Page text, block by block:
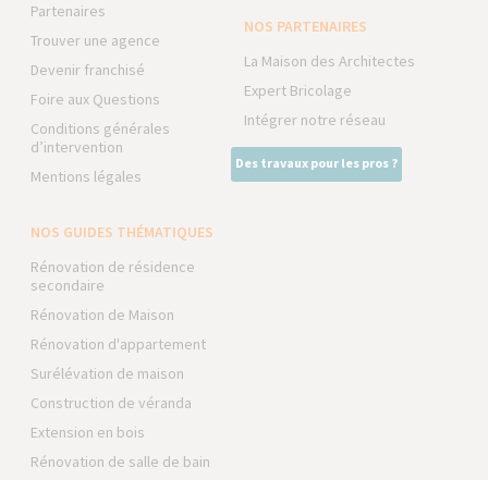
Partenaires
Trouver une agence
Devenir franchisé
Foire aux Questions
Conditions générales
d’intervention
Mentions légales
NOS PARTENAIRES
La Maison des Architectes
Expert Bricolage
Intégrer notre réseau
Des travaux pour les pros ?
NOS GUIDES THÉMATIQUES
Rénovation de résidence
secondaire
Rénovation de Maison
Rénovation d'appartement
Surélévation de maison
Construction de véranda
Extension en bois
Rénovation de salle de bain